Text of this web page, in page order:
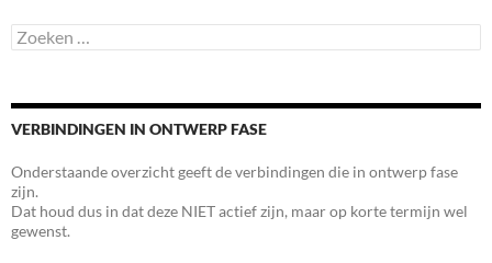
Zoeken
naar:
VERBINDINGEN IN ONTWERP FASE
Onderstaande overzicht geeft de verbindingen die in ontwerp fase
zijn.
Dat houd dus in dat deze NIET actief zijn, maar op korte termijn wel
gewenst.